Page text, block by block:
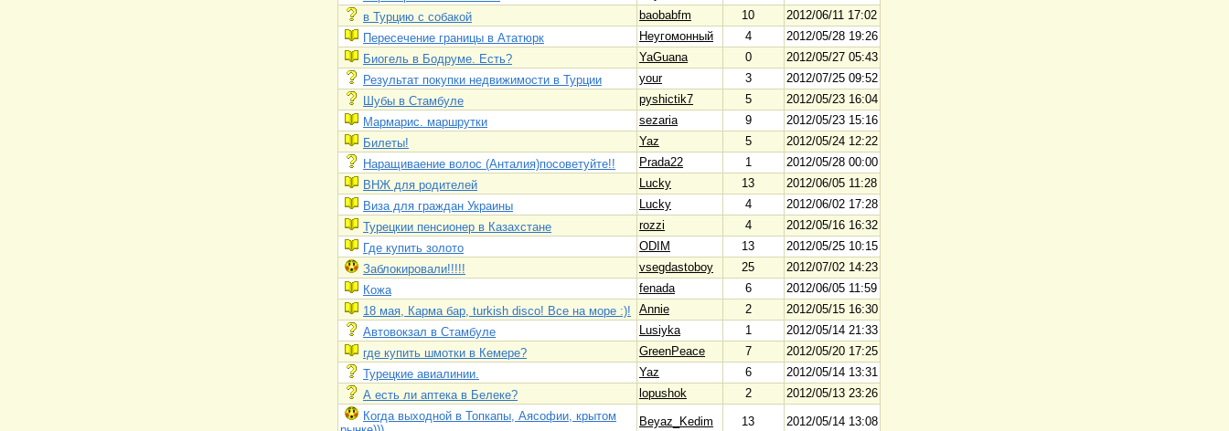
в Турцию с собакой
baobabfm 10
2012/06/11 17:02
Пересечение границы в Ататюрк
Неугомонный 4
2012/05/28 19:26
Биогель в Бодруме. Есть?
YaGuana 0
2012/05/27 05:43
Результат покупки недвижимости в Турции
your 3
2012/07/25 09:52
Шубы в Стамбуле
pyshictik7 5
2012/05/23 16:04
Мармарис. маршрутки
sezaria 9
2012/05/23 15:16
Билеты!
Yaz 5
2012/05/24 12:22
Наращиваение волос (Анталия)посоветуйте!!
Prada22 1
2012/05/28 00:00
ВНЖ для родителей
Lucky 13
2012/06/05 11:28
Виза для граждан Украины
Lucky 4
2012/06/02 17:28
Турецкии пенсионер в Казахстане
rozzi 4
2012/05/16 16:32
Где купить золото
ODIM 13
2012/05/25 10:15
Заблокировали!!!!!
vsegdastoboy 25
2012/07/02 14:23
Кожа
fenada 6
2012/06/05 11:59
18 мая, Карма бар, turkish disco! Все на море :)!
Annie 2
2012/05/15 16:30
Автовокзал в Стамбуле
Lusiyka 1
2012/05/14 21:33
где купить шмотки в Кемере?
GreenPeace 7
2012/05/20 17:25
Турецкие авиалинии.
Yaz 6
2012/05/14 13:31
А есть ли аптека в Белеке?
lopushok 2
2012/05/13 23:26
Когда выходной в Топкапы, Аясофии, крытом
Beyaz_Kedim 13 2012/05/14 13:08